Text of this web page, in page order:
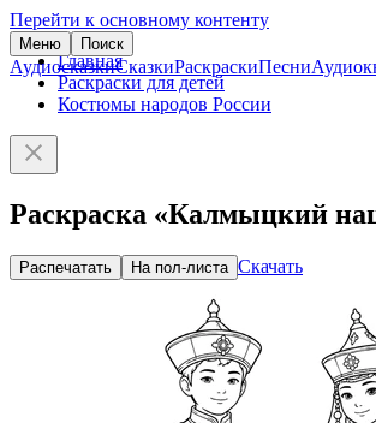
Перейти к основному контенту
Меню Поиск
АудиосказкиСказкиРаскраскиПесни
Главная
Раскраски для детей
Костюмы народов России
Раскраска «Калмыцкий
Распечатать На пол-листа Скачать